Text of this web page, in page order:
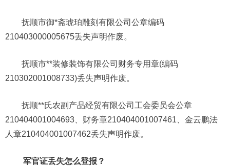
抚顺市御*斋琥珀雕刻有限公司公章编码
210403000005675丢失声明作废。
抚顺市**装修装饰有限公司财务专用章(编码
210302001008733)丢失声明作废。
抚顺**氏农副产品经贸有限公司工会委员会公章
210404001004693、财务章210404001007461、金云鹏法
人章210404001007462丢失声明作废。
军官证丢失怎么登报？